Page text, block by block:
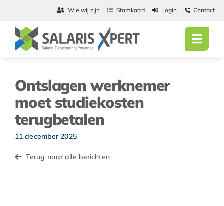
inhoud
Wie wij zijn Stamkaart Login Contact
Ontslagen werknemer
moet studiekosten
terugbetalen
11 december 2025
Terug naar alle berichten